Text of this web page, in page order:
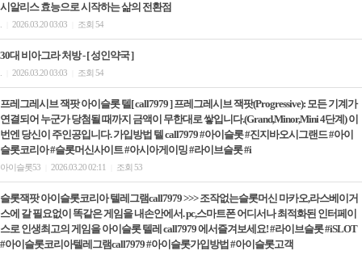
시알리스 효능으로 시작하는 삶의 전환점
2026.03.20 03:03 조회 54
30대 비아그라 처방 - [ 성인약국 ]
2026.03.20 03:03 조회 54
프레그레시브 잭팟 아이슬롯 텔[ call7979 ] 프레그레시브 잭팟(Progressive): 모든 기계가
연결되어 누군가 당첨될 때까지 금액이 무한대로 쌓입니다.(Grand,Minor,Mini 4단계) 이
번엔 당신이 주인공입니다. 가입방법 텔 call7979 #아이슬롯 #진지바오시그랜드 #아이
슬롯코리아 #슬롯머신사이트 #아시아게이밍 #라이브슬롯 #i
아이슬롯53 2026.03.20 02:11 조회 53
슬롯잭팟 아이슬롯코리아 텔레그램call7979 >>> 조작없는슬롯머신 마카오,라스베이거
스에 갈 필요없이 똑같은 게임을 내손안에서. pc,스마트폰 어디서나 최적화된 인터페이
스로 인생최고의 게임을 아이슬롯 텔레 call7979 에서즐겨보세요! #라이브슬롯 #iSLOT
#아이슬롯코리아텔레그램call7979 #아이슬롯가입방법 #아이슬롯고객